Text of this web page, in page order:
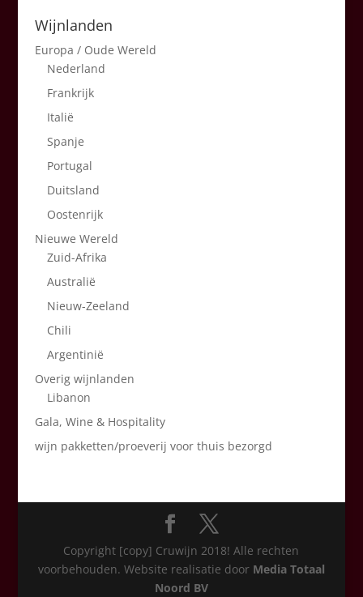
Wijnlanden
Europa / Oude Wereld
Nederland
Frankrijk
Italië
Spanje
Portugal
Duitsland
Oostenrijk
Nieuwe Wereld
Zuid-Afrika
Australië
Nieuw-Zeeland
Chili
Argentinië
Overig wijnlanden
Libanon
Gala, Wine & Hospitality
wijn pakketten/proeverij voor thuis bezorgd
Copyright [copy] Cruwijn 2018! Alle rechten
voorbehouden. Website realisatie door Media Totaal
Noord BV